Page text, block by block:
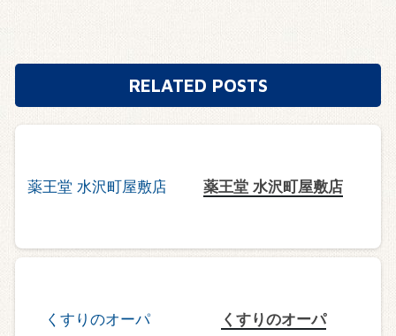
RELATED POSTS
薬王堂 水沢町屋敷店
くすりのオーパ